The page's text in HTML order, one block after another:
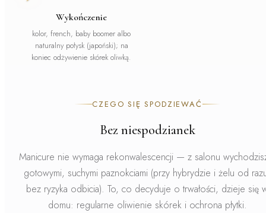
Wykończenie
kolor, french, baby boomer albo
naturalny połysk (japoński); na
koniec odżywienie skórek oliwką.
CZEGO SIĘ SPODZIEWAĆ
Bez niespodzianek
Manicure nie wymaga rekonwalescencji — z salonu
gotowymi, suchymi paznokciami (przy hybrydzie i żelu od
bez ryzyka odbicia). To, co decyduje o trwałości, dzieje się
domu: regularne oliwienie skórek i ochrona płytki.